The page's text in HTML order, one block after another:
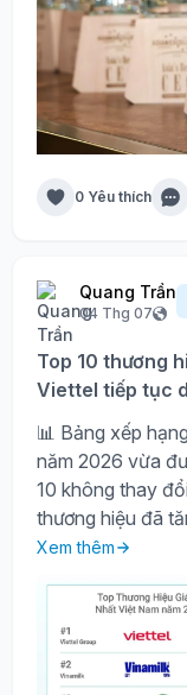
0 Yêu thích
Quang Trần
04 Thg 07
Top 10 thương
Viettel tiếp tục
📊 Bảng xếp
năm 2026 vừa
10 không thay
thương hiệu đã
Xem thêm